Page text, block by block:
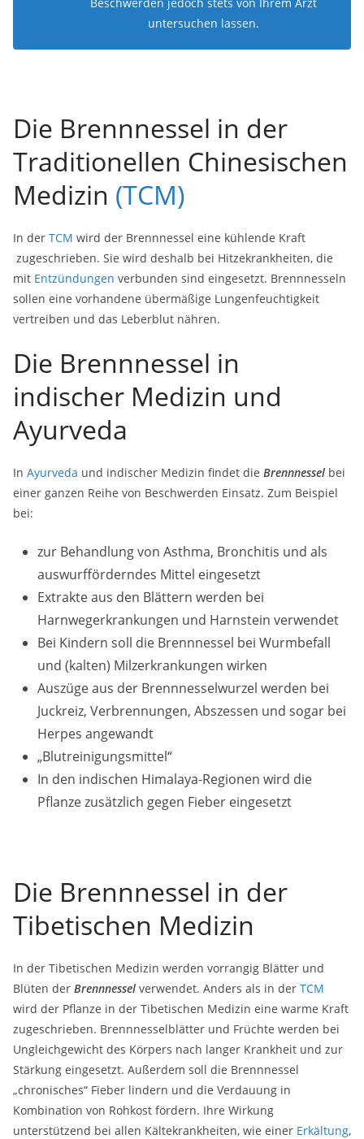
untersuchen lassen.
Die Brennnessel in der
Traditionellen Chinesischen
Medizin (TCM)
In der TCM wird der Brennnessel eine kühlende Kraft
zugeschrieben. Sie wird deshalb bei Hitzekrankheiten, die
mit Entzündungen verbunden sind eingesetzt. Brennnesseln
sollen eine vorhandene übermäßige Lungenfeuchtigkeit
vertreiben und das Leberblut nähren.
Die Brennnessel in
indischer Medizin und
Ayurveda
In Ayurveda und indischer Medizin findet die Brennnessel bei
einer ganzen Reihe von Beschwerden Einsatz. Zum Beispiel
bei:
zur Behandlung von Asthma, Bronchitis und als
auswurfförderndes Mittel eingesetzt
Extrakte aus den Blättern werden bei
Harnwegerkrankungen und Harnstein verwendet
Bei Kindern soll die Brennnessel bei Wurmbefall
und (kalten) Milzerkrankungen wirken
Auszüge aus der Brennnesselwurzel werden bei
Juckreiz, Verbrennungen, Abszessen und sogar bei
Herpes angewandt
„Blutreinigungsmittel“
In den indischen Himalaya-Regionen wird die
Pflanze zusätzlich gegen Fieber eingesetzt
Die Brennnessel in der
Tibetischen Medizin
In der Tibetischen Medizin werden vorrangig Blätter und
Blüten der Brennnessel verwendet. Anders als in der TCM
wird der Pflanze in der Tibetischen Medizin eine warme Kraft
zugeschrieben. Brennnesselblätter und Früchte werden bei
Ungleichgewicht des Körpers nach langer Krankheit und zur
Stärkung eingesetzt. Außerdem soll die Brennnessel
„chronisches“ Fieber lindern und die Verdauung in
Kombination von Rohkost fördern. Ihre Wirkung
unterstützend bei allen Kältekrankheiten, wie einer Erkältung,